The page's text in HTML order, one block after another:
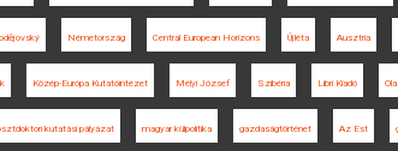
Németország Central European Horizons Újléta Ausztria
Közép-Európa Kutatóintézet Mélyi József Szibéria Libri Kiadó
kutatási pályázat magyar külpolitika gazdaságtörténet Az Est